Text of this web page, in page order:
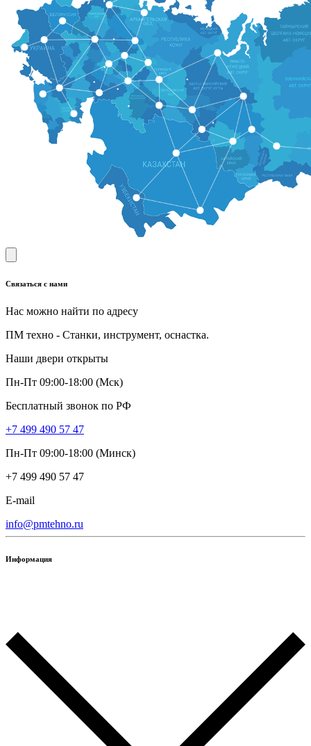
Связаться с нами
Нас можно найти по адресу
ПМ техно - Станки, инструмент, оснастка.
Наши двери открыты
Пн-Пт 09:00-18:00 (Мск)
Бесплатный звонок по РФ
+7 499 490 57 47
Пн-Пт 09:00-18:00 (Минск)
+7 499 490 57 47
E-mail
info@pmtehno.ru
Информация